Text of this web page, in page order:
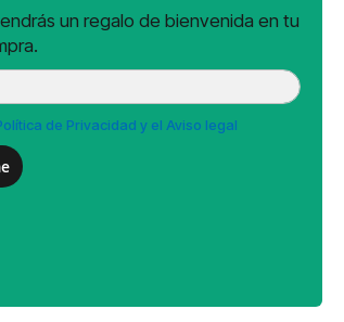
un regalo de bienvenida en tu
de Privacidad y el Aviso legal